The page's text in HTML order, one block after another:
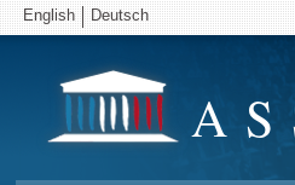
English Deutsch